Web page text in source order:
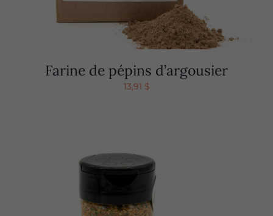
Farine de pépins d’argousier
13,91 $